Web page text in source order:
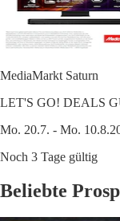
MediaMarkt Saturn
LET'S GO! DEALS
Mo. 20.7. - Mo.
Noch 3 Tage gültig
Beliebte